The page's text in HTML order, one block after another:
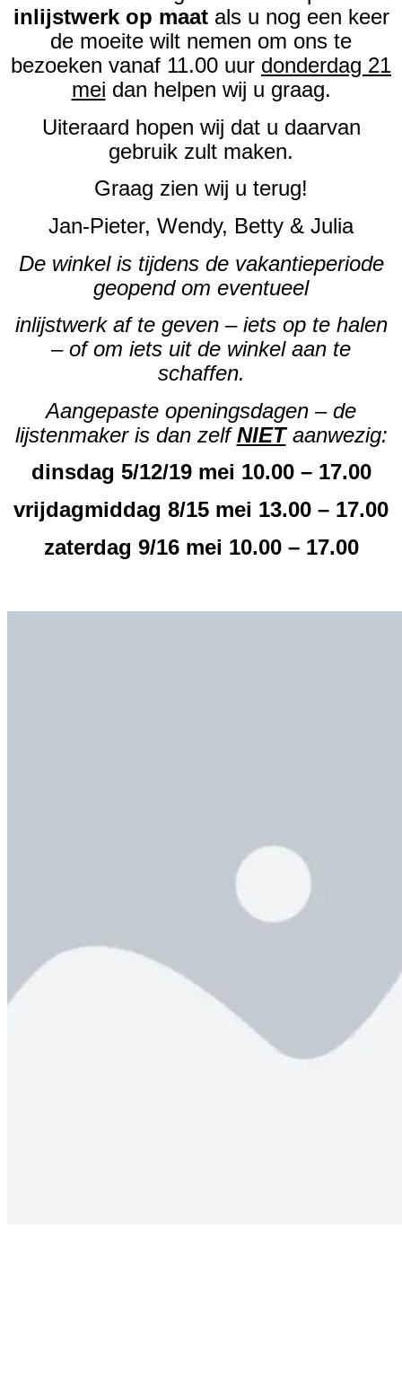
inlijstwerk op maatals u nog een keer
de moeite wilt nemen om ons te
bezoeken vanaf 11.00 uur donderdag 21
mei dan helpen wij u graag.
Uiteraard hopen wij dat u daarvan
gebruik zult maken.
Graag zien wij u terug!
Jan-Pieter, Wendy, Betty & Julia
De winkel is tijdens de vakantieperiode
geopend om eventueel
inlijstwerk af te geven – iets op te halen
– of om iets uit de winkel aan te
schaffen.
Aangepaste openingsdagen – de
lijstenmaker is dan zelfNIETaanwezig:
dinsdag 5/12/19 mei 10.00 – 17.00
vrijdagmiddag 8/15 mei 13.00 – 17.00
zaterdag 9/16 mei 10.00 – 17.00